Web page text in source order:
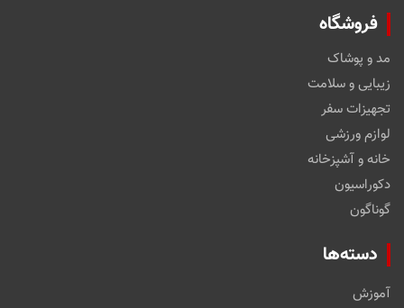
فروشگاه
مد و پوشاک
زیبایی و سلامت
تجهیزات سفر
لوازم ورزشی
خانه و آشپزخانه
دکوراسیون
گوناگون
دسته‌ها
آموزش